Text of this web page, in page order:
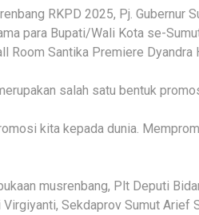
RKPD 2025, Pj. Gubernur
para Bupati/Wali Kota se-
Room Santika Premiere Dyandra
salah satu bentuk
kita kepada dunia.
musrenbang, Plt Deputi
Sekdaprov Sumut Arief